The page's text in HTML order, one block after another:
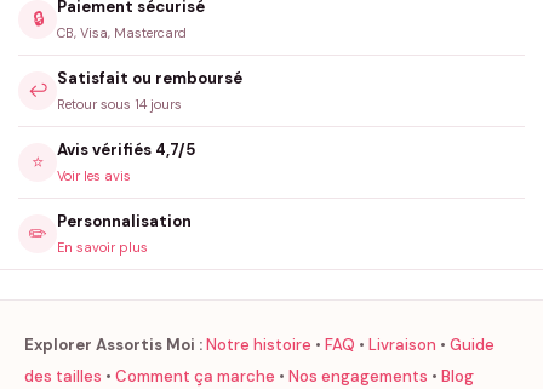
🔒
Paiement sécurisé
CB, Visa, Mastercard
↩️
Satisfait ou remboursé
Retour sous 14 jours
⭐
Avis vérifiés 4,7/5
Voir les avis
✏️
Personnalisation
En savoir plus
Explorer Assortis Moi :Notre histoire • FAQ • Livraison • Guide
des tailles • Comment ça marche • Nos engagements • Blog